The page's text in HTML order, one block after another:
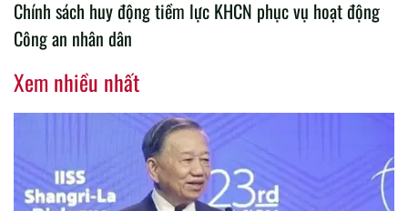
Chính sách huy động tiềm lực KHCN phục vụ hoạt động
Công an nhân dân
Xem nhiều nhất